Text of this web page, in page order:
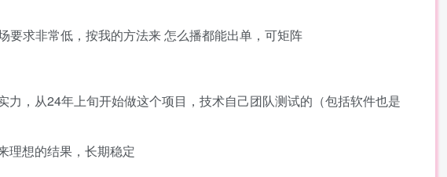
要求非常低，按我的方法来 怎么播都能出单，可矩阵
，从24年上旬开始做这个项目，技术自己团队测试的（包括软件也是
理想的结果，长期稳定